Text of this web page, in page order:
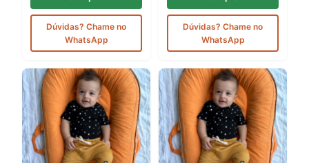
Dúvidas? Chame no
WhatsApp
Dúvidas? Chame no
WhatsApp